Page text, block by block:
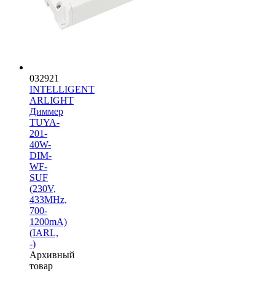
032921
INTELLIGENT
ARLIGHT
Диммер
TUYA-
201-
40W-
DIM-
WF-
SUF
(230V,
433MHz,
700-
1200mA)
(IARL,
-)
Архивный
товар